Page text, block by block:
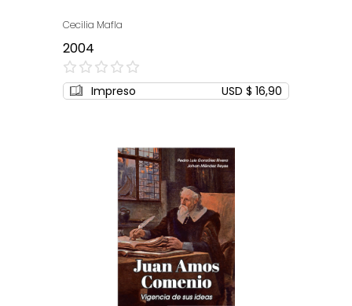
Cecilia Mafla
2004
0%
Impreso USD $ 16,90